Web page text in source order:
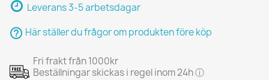
Leverans 3-5 arbetsdagar
help_outline Här ställer du frågor om produkten före köp
Fri frakt från 1000kr
Beställningar skickas i regel inom 24h ⓘ